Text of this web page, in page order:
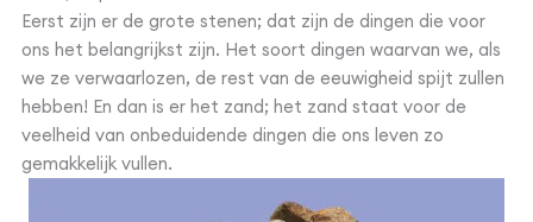
Eerst zijn er de grote stenen; dat zijn de dingen die voor
ons het belangrijkst zijn. Het soort dingen waarvan we, als
we ze verwaarlozen, de rest van de eeuwigheid spijt zullen
hebben! En dan is er het zand; het zand staat voor de
veelheid van onbeduidende dingen die ons leven zo
gemakkelijk vullen.